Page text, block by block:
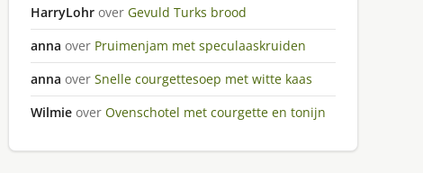
HarryLohr over Gevuld Turks brood
anna over Pruimenjam met speculaaskruiden
anna over Snelle courgettesoep met witte kaas
Wilmie over Ovenschotel met courgette en tonijn